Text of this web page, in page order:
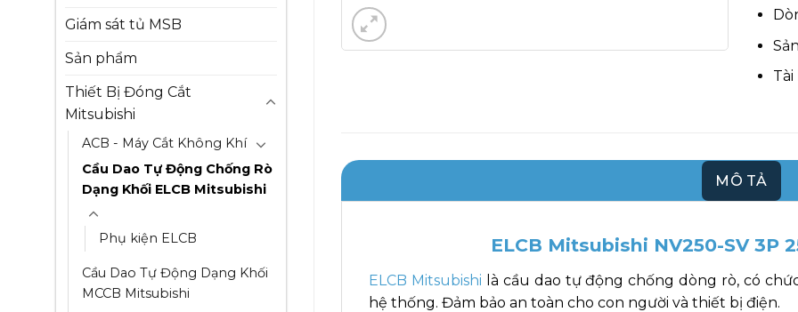
Giám sát tủ MSB
Sản phẩm
Thiết Bị Đóng Cắt
Mitsubishi
ACB - Máy Cắt Không Khí
Cầu Dao Tự Động Chống Rò
Dạng Khối ELCB Mitsubishi
Phụ kiện ELCB
Cầu Dao Tự Động Dạng Khối
MCCB Mitsubishi
MÔ TẢ
ELCB Mitsubishi NV250-SV 3P
ELCB Mitsubishi là cầu dao tự động chống dòng rò, có
hệ thống. Đảm bảo an toàn cho con người và thiết bị điện.